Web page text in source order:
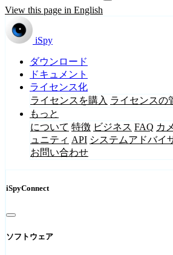
View this page in English
iSpy
ダウンロード
ドキュメント
ライセンス化
ライセンスを購入 ライセンスの
もっと
について 特徴 ビジネス FAQ カ
ュニティ API システムアドバイ
お問い合わせ
iSpyConnect
ソフトウェア